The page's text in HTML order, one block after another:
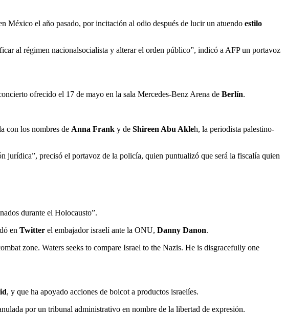
México el año pasado, por incitación al odio después de lucir un atuendo estilo
al régimen nacionalsocialista y alterar el orden público”, indicó a AFP un portavoz
ofrecido el 17 de mayo en la sala Mercedes-Benz Arena de Berlín.
con los nombres de Anna Frank y de Shireen Abu Akleh, la periodista palestino-
precisó el portavoz de la policía, quien puntualizó que será la fiscalía quien
durante el Holocausto”.
en Twitter el embajador israelí ante la ONU, Danny Danon.
zone. Waters seeks to compare Israel to the Nazis. He is disgracefully one
, y que ha apoyado acciones de boicot a productos israelíes.
por un tribunal administrativo en nombre de la libertad de expresión.